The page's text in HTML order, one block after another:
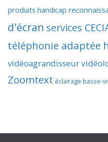
produits handicap
d'écran services
téléphonie adaptée
vidéoagrandisseur
Zoomtext éclairage basse-